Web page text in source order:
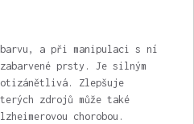
barvu, a při manipulaci s ní
prsty. Je silným
Zlepšuje
zdrojů může také
chorobou.